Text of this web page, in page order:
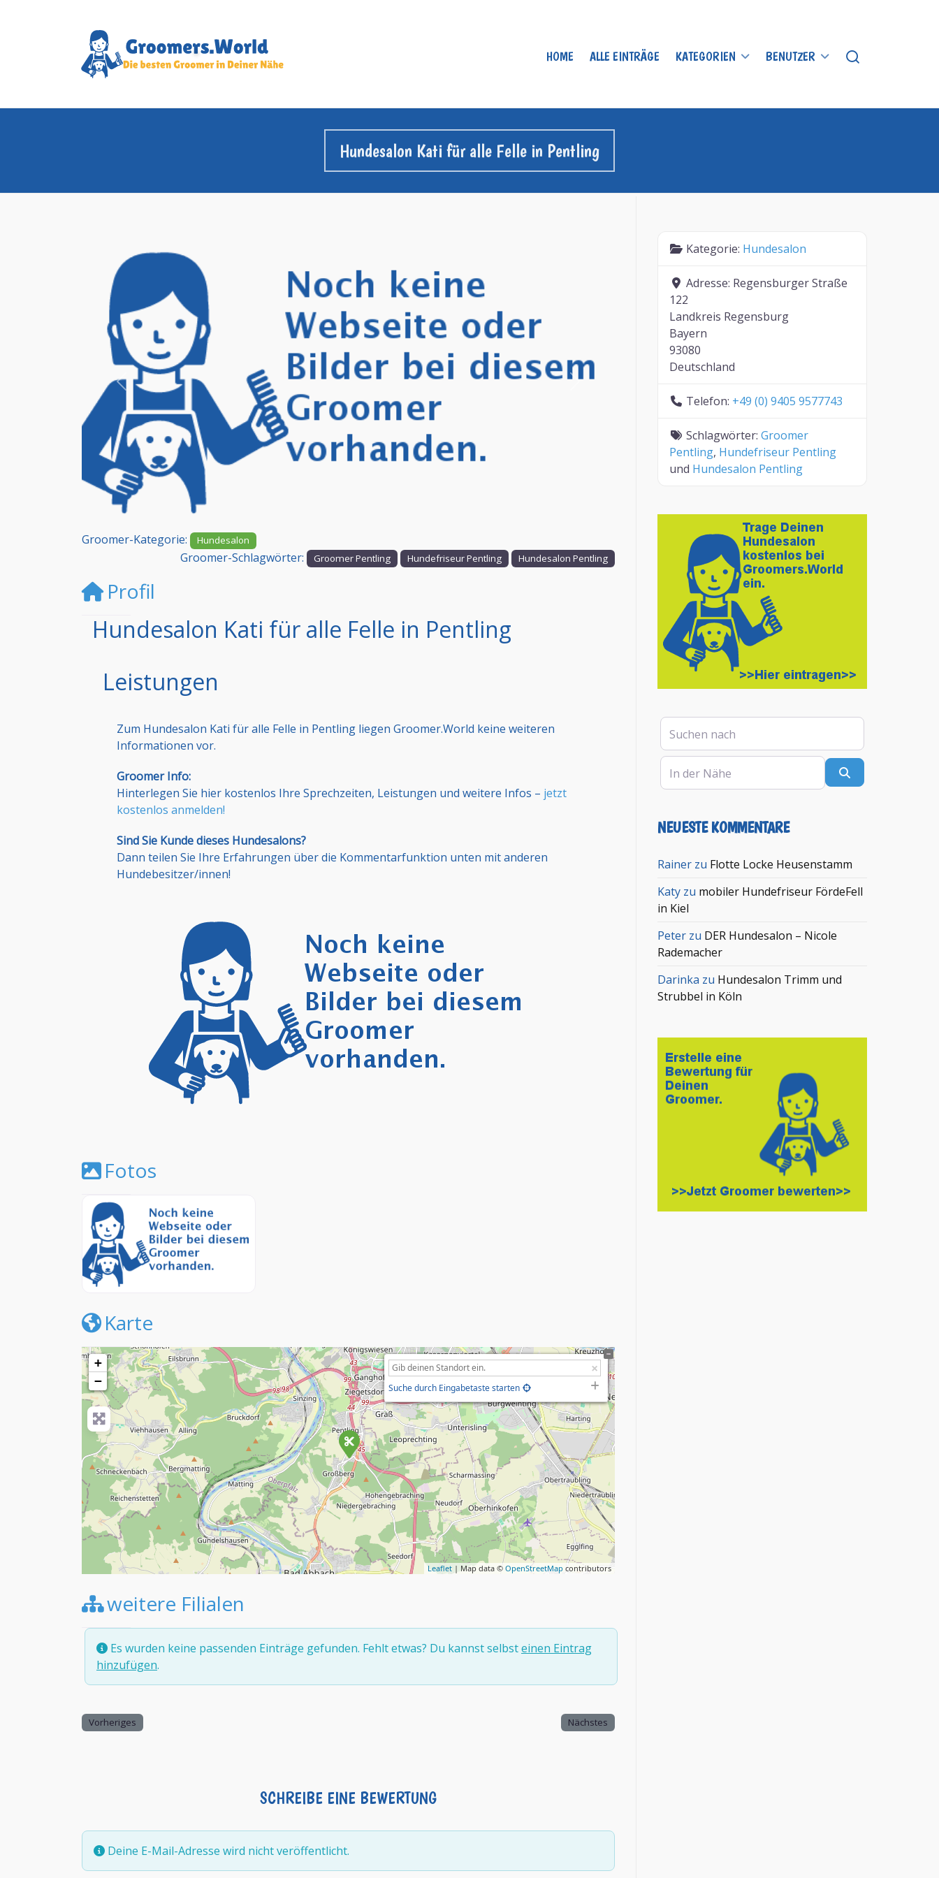
HOME ALLE EINTRÄGE KATEGORIEN BENUTZER
Hundesalon Kati für alle Felle in Pentling
Vorheriges
Groomer-Kategorie: Hundesalon
Groomer-Schlagwörter: Groomer Pentling Hundefriseur Pentling Hundesalon Pentling
Profil
Hundesalon Kati für alle Felle in Pentling
Leistungen
Zum Hundesalon Kati für alle Felle in Pentling liegen Groomer.World keine weiteren
Informationen vor.
Groomer Info:
Hinterlegen Sie hier kostenlos Ihre Sprechzeiten, Leistungen und weitere Infos – jetzt
kostenlos anmelden!
Sind Sie Kunde dieses Hundesalons?
Dann teilen Sie Ihre Erfahrungen über die Kommentarfunktion unten mit anderen
Hundebesitzer/innen!
Fotos
Karte
+
−
Suche durch Eingabetaste starten
Leaflet | Map data ©OpenStreetMap contributors
weitere Filialen
Es wurden keine passenden Einträge gefunden. Fehlt etwas? Du kannst selbsteinen Eintrag
hinzufügen.
Vorheriges Nächstes
SCHREIBE EINE BEWERTUNG
Deine E-Mail-Adresse wird nicht veröffentlicht.
Kategorie: Hundesalon
Adresse: Regensburger Straße
122
Landkreis Regensburg
Bayern
93080
Deutschland
Telefon: +49 (0) 9405 9577743
Schlagwörter:Groomer
Pentling, Hundefriseur Pentling
und Hundesalon Pentling
Suchen nach
In der Nähe
NEUESTE KOMMENTARE
Rainer zu Flotte Locke Heusenstamm
Katy zu mobiler Hundefriseur FördeFell
in Kiel
Peter zu DER Hundesalon – Nicole
Rademacher
Darinka zu Hundesalon Trimm und
Strubbel in Köln